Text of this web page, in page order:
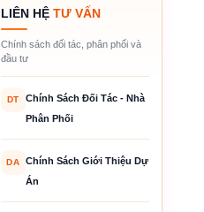
LIÊN HỆ TƯ VẤN
Chính sách đối tác, phân phối và
đầu tư
DT
Chính Sách Đối Tác - Nhà
Phân Phối
DA
Chính Sách Giới Thiệu Dự
Án